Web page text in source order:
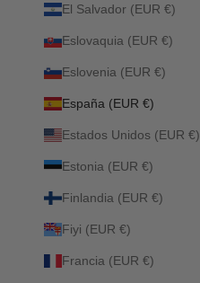
El Salvador (EUR €)
Eslovaquia (EUR €)
Eslovenia (EUR €)
España (EUR €)
Estados Unidos (EUR €)
Estonia (EUR €)
Finlandia (EUR €)
Fiyi (EUR €)
Francia (EUR €)